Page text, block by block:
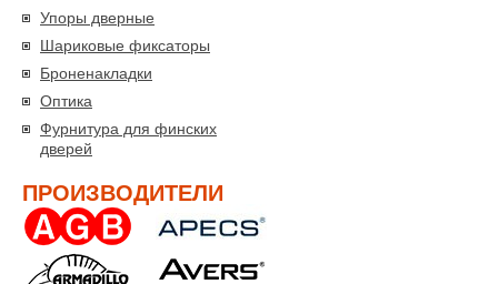
Упоры дверные
Шариковые фиксаторы
Броненакладки
Оптика
Фурнитура для финских
дверей
ПРОИЗВОДИТЕЛИ